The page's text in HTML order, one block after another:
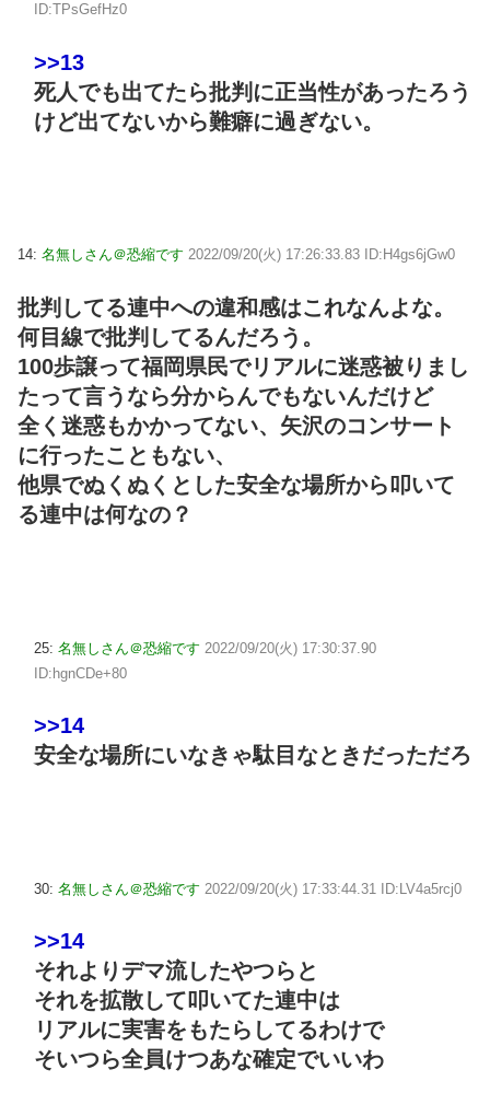
ID:TPsGefHz0
>>13
死人でも出てたら批判に正当性があったろう
けど出てないから難癖に過ぎない。
14: 名無しさん＠恐縮です 2022/09/20(火) 17:26:33.83 ID:H4gs6jGw0
批判してる連中への違和感はこれなんよな。
何目線で批判してるんだろう。
100歩譲って福岡県民でリアルに迷惑被りまし
たって言うなら分からんでもないんだけど
全く迷惑もかかってない、矢沢のコンサート
に行ったこともない、
他県でぬくぬくとした安全な場所から叩いて
る連中は何なの？
25: 名無しさん＠恐縮です 2022/09/20(火) 17:30:37.90
ID:hgnCDe+80
>>14
安全な場所にいなきゃ駄目なときだっただろ
30: 名無しさん＠恐縮です 2022/09/20(火) 17:33:44.31 ID:LV4a5rcj0
>>14
それよりデマ流したやつらと
それを拡散して叩いてた連中は
リアルに実害をもたらしてるわけで
そいつら全員けつあな確定でいいわ